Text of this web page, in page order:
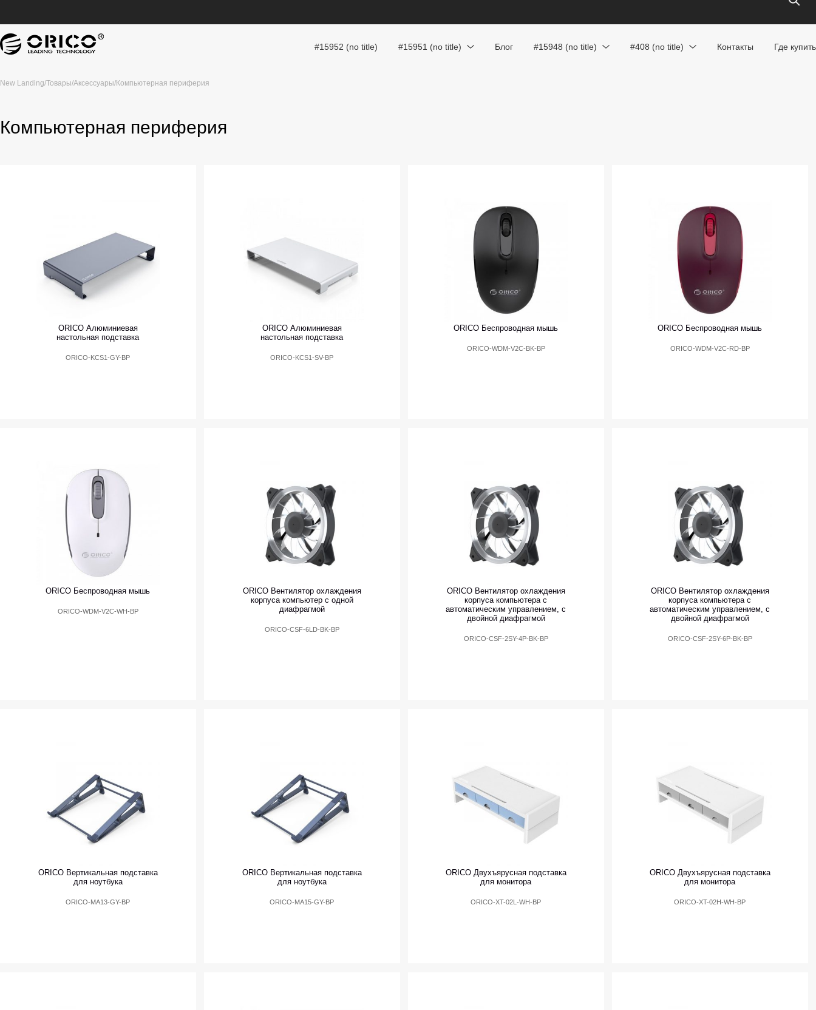
#15952 (no title) #15951 (no title) Блог #15948 (no title) #408 (no title) Контакты Где купить
New Landing/Товары/Аксессуары/Компьютерная периферия
Компьютерная периферия
ORICO Алюминиевая
настольная подставка
ORICO-KCS1-GY-BP
ORICO Алюминиевая
настольная подставка
ORICO-KCS1-SV-BP
ORICO Беспроводная мышь
ORICO-WDM-V2C-BK-BP
ORICO Беспроводная мышь
ORICO-WDM-V2C-RD-BP
ORICO Беспроводная мышь
ORICO-WDM-V2C-WH-BP
ORICO Вентилятор охлаждения
корпуса компьютер с одной
диафрагмой
ORICO-CSF-6LD-BK-BP
ORICO Вентилятор охлаждения
корпуса компьютера с
автоматическим управлением, с
двойной диафрагмой
ORICO-CSF-2SY-4P-BK-BP
ORICO Вентилятор охлаждения
корпуса компьютера с
автоматическим управлением, с
двойной диафрагмой
ORICO-CSF-2SY-6P-BK-BP
ORICO Вертикальная подставка
для ноутбука
ORICO-MA13-GY-BP
ORICO Вертикальная подставка
для ноутбука
ORICO-MA15-GY-BP
ORICO Двухъярусная подставка
для монитора
ORICO-XT-02L-WH-BP
ORICO Двухъярусная подставка
для монитора
ORICO-XT-02H-WH-BP